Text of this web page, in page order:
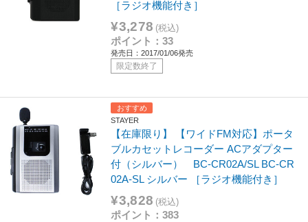
［ラジオ機能付き］
¥3,278 (税込)
ポイント：33
発売日：2017/01/06発売
限定数終了
おすすめ
STAYER
【在庫限り】 【ワイドFM対応】ポータ
ブルカセットレコーダー ACアダプター
付（シルバー） BC-CR02A/SL BC-CR
02A-SL シルバー ［ラジオ機能付き］
¥3,828 (税込)
ポイント：383